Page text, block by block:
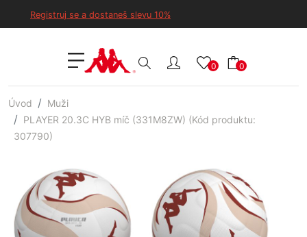
Registruj se a dostaneš slevu 10%
0 0
Úvod
Muži
PLAYER 20.3C HYB míč (331M8ZW) (Kód produktu:
307790)